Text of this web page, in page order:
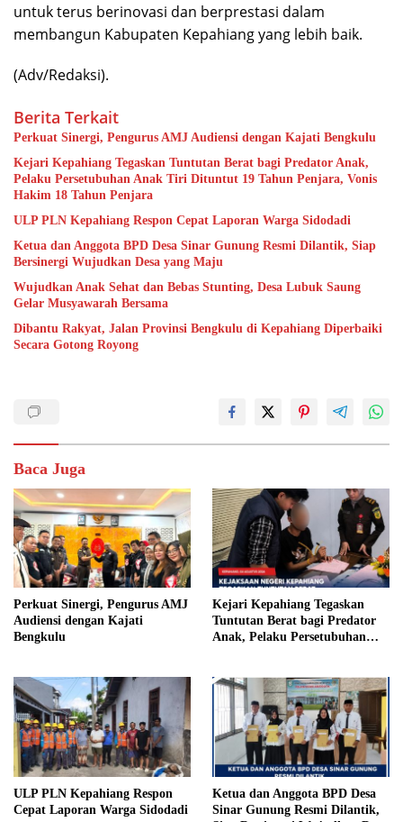
untuk terus berinovasi dan berprestasi dalam
membangun Kabupaten Kepahiang yang lebih baik.
(Adv/Redaksi).
Berita Terkait
Perkuat Sinergi, Pengurus AMJ Audiensi dengan Kajati Bengkulu
Kejari Kepahiang Tegaskan Tuntutan Berat bagi Predator Anak,
Pelaku Persetubuhan Anak Tiri Dituntut 19 Tahun Penjara, Vonis
Hakim 18 Tahun Penjara
ULP PLN Kepahiang Respon Cepat Laporan Warga Sidodadi
Ketua dan Anggota BPD Desa Sinar Gunung Resmi Dilantik, Siap
Bersinergi Wujudkan Desa yang Maju
Wujudkan Anak Sehat dan Bebas Stunting, Desa Lubuk Saung
Gelar Musyawarah Bersama
Dibantu Rakyat, Jalan Provinsi Bengkulu di Kepahiang Diperbaiki
Secara Gotong Royong
Baca Juga
Perkuat Sinergi, Pengurus AMJ
Audiensi dengan Kajati
Bengkulu
Kejari Kepahiang Tegaskan
Tuntutan Berat bagi Predator
Anak, Pelaku Persetubuhan
Penjara
ULP PLN Kepahiang Respon
Cepat Laporan Warga Sidodadi
Ketua dan Anggota BPD Desa
Sinar Gunung Resmi Dilantik,